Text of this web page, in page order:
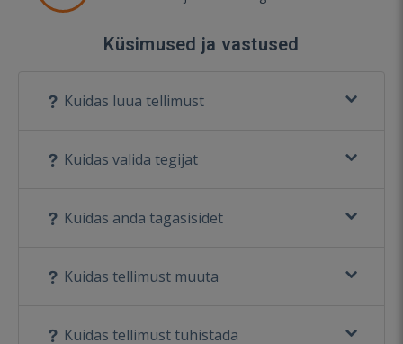
Küsimused ja vastused
Kuidas luua tellimust
Kuidas valida tegijat
Kuidas anda tagasisidet
Kuidas tellimust muuta
Kuidas tellimust tühistada